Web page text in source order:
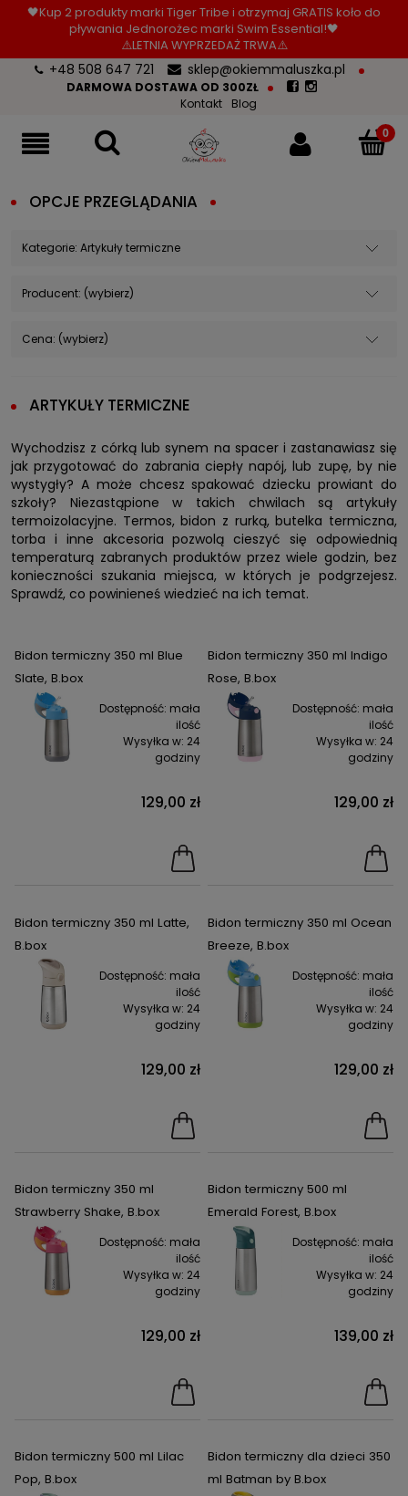
🖤Kup 2 produkty marki Tiger Tribe i otrzymaj GRATIS koło do
pływania Jednorożec marki Swim Essential!🖤
⚠️LETNIA WYPRZEDAŻ TRWA⚠️
+48 508 647 721 sklep@okiemmaluszka.pl
DARMOWA DOSTAWA OD 300ZŁ
Kontakt
Blog
OPCJE PRZEGLĄDANIA
Kategorie: Artykuły termiczne
Producent: (wybierz)
Cena: (wybierz)
ARTYKUŁY TERMICZNE
Wychodzisz z córką lub synem na spacer i zastanawiasz się
jak przygotować do zabrania ciepły napój, lub zupę, by nie
wystygły? A może chcesz spakować dziecku prowiant do
szkoły? Niezastąpione w takich chwilach są artykuły
termoizolacyjne. Termos, bidon z rurką, butelka termiczna,
torba i inne akcesoria pozwolą cieszyć się odpowiednią
temperaturą zabranych produktów przez wiele godzin, bez
konieczności szukania miejsca, w których je podgrzejesz.
Sprawdź, co powinieneś wiedzieć na ich temat.
Bidon termiczny 350 ml Blue
Slate, B.box
Dostępność: mała
ilość
Wysyłka w: 24
godziny
129,00 zł
Bidon termiczny 350 ml Indigo
Rose, B.box
Dostępność: mała
ilość
Wysyłka w: 24
godziny
129,00 zł
Bidon termiczny 350 ml Latte,
B.box
Dostępność: mała
ilość
Wysyłka w: 24
godziny
129,00 zł
Bidon termiczny 350 ml Ocean
Breeze, B.box
Dostępność: mała
ilość
Wysyłka w: 24
godziny
129,00 zł
Bidon termiczny 350 ml
Strawberry Shake, B.box
Dostępność: mała
ilość
Wysyłka w: 24
godziny
129,00 zł
Bidon termiczny 500 ml
Emerald Forest, B.box
Dostępność: mała
ilość
Wysyłka w: 24
godziny
139,00 zł
Bidon termiczny 500 ml Lilac
Pop, B.box
Bidon termiczny dla dzieci 350
ml Batman by B.box